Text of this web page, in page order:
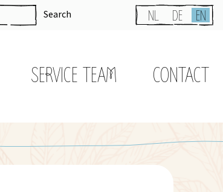
Search NL DE EN
SERVICE TEAM CONTACT